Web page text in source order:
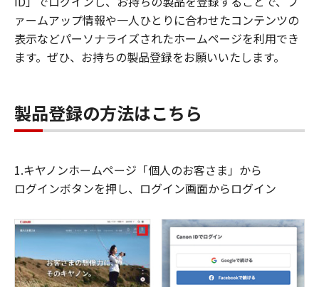
ァームアップ情報や一人ひとりに合わせたコンテンツの
表示などパーソナライズされたホームページを利用でき
ます。ぜひ、お持ちの製品登録をお願いいたします。
製品登録の方法はこちら
1.キヤノンホームページ「個人のお客さま」から
ログインボタンを押し、ログイン画面からログイン